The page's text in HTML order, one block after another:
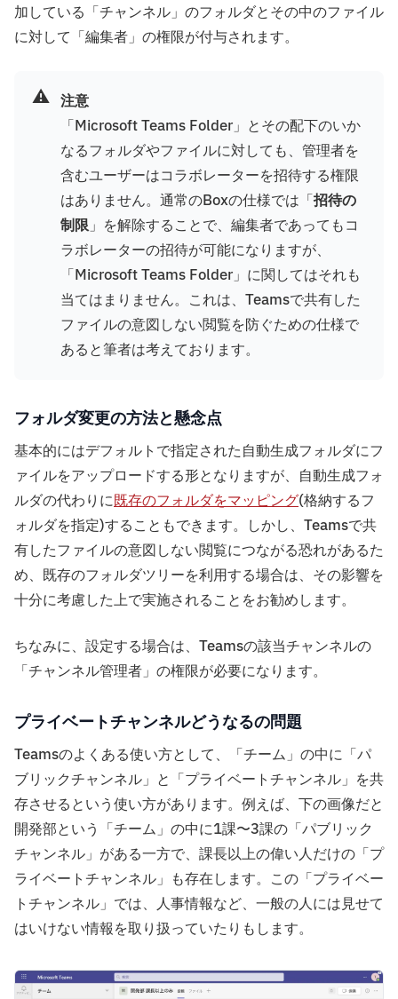
加している「チャンネル」のフォルダとその中のファイル
に対して「編集者」の権限が付与されます。
⚠️ 注意
「Microsoft Teams Folder」とその配下のいか
なるフォルダやファイルに対しても、管理者を
含むユーザーはコラボレーターを招待する権限
はありません。通常のBoxの仕様では「招待の
制限」を解除することで、編集者であってもコ
ラボレーターの招待が可能になりますが、
「Microsoft Teams Folder」に関してはそれも
当てはまりません。これは、Teamsで共有した
ファイルの意図しない閲覧を防ぐための仕様で
あると筆者は考えております。
フォルダ変更の方法と懸念点
基本的にはデフォルトで指定された自動生成フォルダにフ
ァイルをアップロードする形となりますが、自動生成フォ
ルダの代わりに既存のフォルダをマッピング(格納するフ
ォルダを指定)することもできます。しかし、Teamsで共
有したファイルの意図しない閲覧につながる恐れがあるた
め、既存のフォルダツリーを利用する場合は、その影響を
十分に考慮した上で実施されることをお勧めします。
ちなみに、設定する場合は、Teamsの該当チャンネルの
「チャンネル管理者」の権限が必要になります。
プライベートチャンネルどうなるの問題
Teamsのよくある使い方として、「チーム」の中に「パ
ブリックチャンネル」と「プライベートチャンネル」を共
存させるという使い方があります。例えば、下の画像だと
開発部という「チーム」の中に1課〜3課の「パブリック
チャンネル」がある一方で、課長以上の偉い人だけの「プ
ライベートチャンネル」も存在します。この「プライベー
トチャンネル」では、人事情報など、一般の人には見せて
はいけない情報を取り扱っていたりもします。